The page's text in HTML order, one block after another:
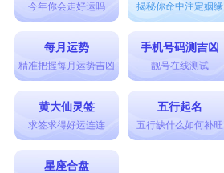
今年你会走好运吗 揭秘你命中注定姻缘
每月运势
精准把握每月运势吉凶
手机号码测吉凶
靓号在线测试
黄大仙灵签
求签求得好运连连
五行起名
五行缺什么如何补旺
星座合盘